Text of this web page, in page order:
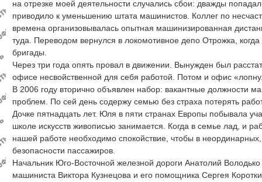
на отрезке моей деятельности случались сбои: дважды
приводило к уменьшению штата машинистов. Коллег по
времена организовывалась опытная машинизированная
туда. Переводом вернулся в локомотивное депо Отрожка,
бригады.
Через три года опять провал в движении. Вынужден был
офисе несвойственной для себя работой. Потом и офис
В 2006 году вторично объявлен набор: вакантные должности
проблем. По сей день содержу семью без страха потерять
Дочке пятнадцать лет. Юля в пяти странах Европы побывала
школе искусств живописью занимается. Когда в семье лад, и
нашей работе необходимо спокойствие, чтобы в неординарных,
безопасности пассажиров.
Начальник Юго-Восточной железной дороги Анатолий
машиниста Виктора Кузнецова и его помощника Сергея